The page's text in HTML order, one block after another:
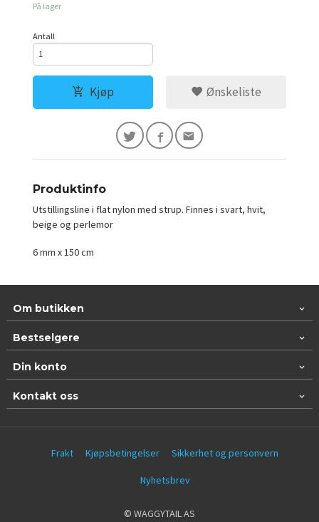
På lager
Antall
Kjøp Ønskeliste
Produktinfo
Utstillingsline i flat nylon med strup. Finnes i svart, hvit,
beige og perlemor
6 mm x 150 cm
Om butikken
Bestselgere
Din konto
Kontakt oss
Frakt Kjøpsbetingelser Sikkerhet og personvern
Nyhetsbrev
© WAGGYTAIL AS